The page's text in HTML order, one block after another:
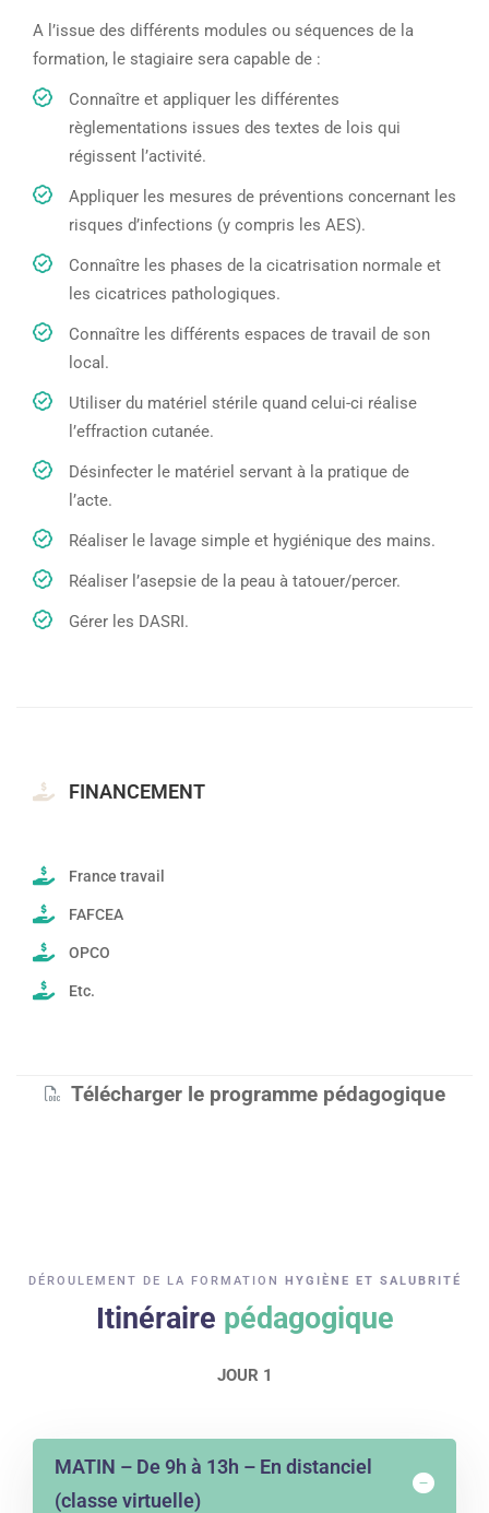
A l’issue des différents modules ou séquences de la
formation, le stagiaire sera capable de :
Connaître et appliquer les différentes
règlementations issues des textes de lois qui
régissent l’activité.
Appliquer les mesures de préventions concernant les
risques d’infections (y compris les AES).
Connaître les phases de la cicatrisation normale et
les cicatrices pathologiques.
Connaître les différents espaces de travail de son
local.
Utiliser du matériel stérile quand celui-ci réalise
l’effraction cutanée.
Désinfecter le matériel servant à la pratique de
l’acte.
Réaliser le lavage simple et hygiénique des mains.
Réaliser l’asepsie de la peau à tatouer/percer.
Gérer les DASRI.
FINANCEMENT
France travail
FAFCEA
OPCO
Etc.
Télécharger le programme pédagogique
DÉROULEMENT DE LA FORMATION HYGIÈNE ET SALUBRITÉ
Itinéraire pédagogique
JOUR 1
MATIN – De 9h à 13h – En distanciel
(classe virtuelle)